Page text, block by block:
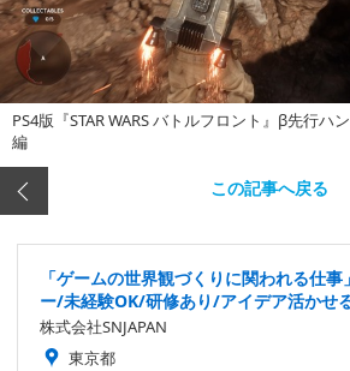
PS4版『STAR WARS バトルフロント』β先行ハ
編
この記事へ戻る
「ゲームの世界観づくりに関われる仕
ー/未経験OK/研修あり/アイデア活かせ
株式会社SNJAPAN
東京都